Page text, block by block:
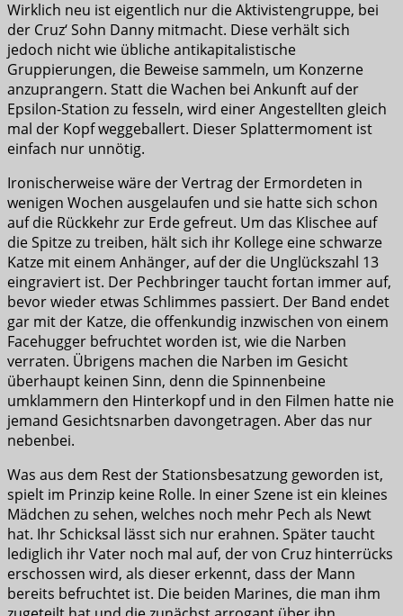
Wirklich neu ist eigentlich nur die Aktivistengruppe, bei
der Cruz‘ Sohn Danny mitmacht. Diese verhält sich
jedoch nicht wie übliche antikapitalistische
Gruppierungen, die Beweise sammeln, um Konzerne
anzuprangern. Statt die Wachen bei Ankunft auf der
Epsilon-Station zu fesseln, wird einer Angestellten gleich
mal der Kopf weggeballert. Dieser Splattermoment ist
einfach nur unnötig.
Ironischerweise wäre der Vertrag der Ermordeten in
wenigen Wochen ausgelaufen und sie hatte sich schon
auf die Rückkehr zur Erde gefreut. Um das Klischee auf
die Spitze zu treiben, hält sich ihr Kollege eine schwarze
Katze mit einem Anhänger, auf der die Unglückszahl 13
eingraviert ist. Der Pechbringer taucht fortan immer auf,
bevor wieder etwas Schlimmes passiert. Der Band endet
gar mit der Katze, die offenkundig inzwischen von einem
Facehugger befruchtet worden ist, wie die Narben
verraten. Übrigens machen die Narben im Gesicht
überhaupt keinen Sinn, denn die Spinnenbeine
umklammern den Hinterkopf und in den Filmen hatte nie
jemand Gesichtsnarben davongetragen. Aber das nur
nebenbei.
Was aus dem Rest der Stationsbesatzung geworden ist,
spielt im Prinzip keine Rolle. In einer Szene ist ein kleines
Mädchen zu sehen, welches noch mehr Pech als Newt
hat. Ihr Schicksal lässt sich nur erahnen. Später taucht
lediglich ihr Vater noch mal auf, der von Cruz hinterrücks
erschossen wird, als dieser erkennt, dass der Mann
bereits befruchtet ist. Die beiden Marines, die man ihm